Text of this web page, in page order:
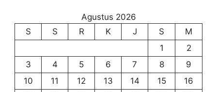
Agustus 2026
S
S R K J S
M
1
2
3
4 5 6 7 8
9
10
11 12 13 14 15
16